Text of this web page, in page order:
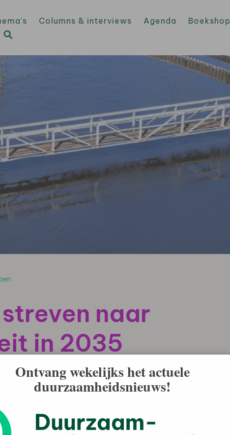
Columns & interviews Agenda Boekshop
naar
in 2035
te streven naar klimaatneutraliteit in 2035.
dan de landelijke ambities en hopen andere
van de Unie van Waterschappen: “Het is geen
gaat, want wij merken in het waterbeheer als
Ontvang wekelijks het actuele
duurzaamheidsnieuws!